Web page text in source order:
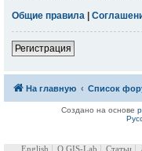
Общие правила |
Регистрация
На главную Список
Создано на основе
English О GIS-Lab Статьи